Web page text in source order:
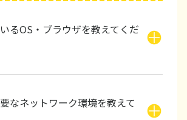
るOS・ブラウザを教えてくだ
なネットワーク環境を教えて